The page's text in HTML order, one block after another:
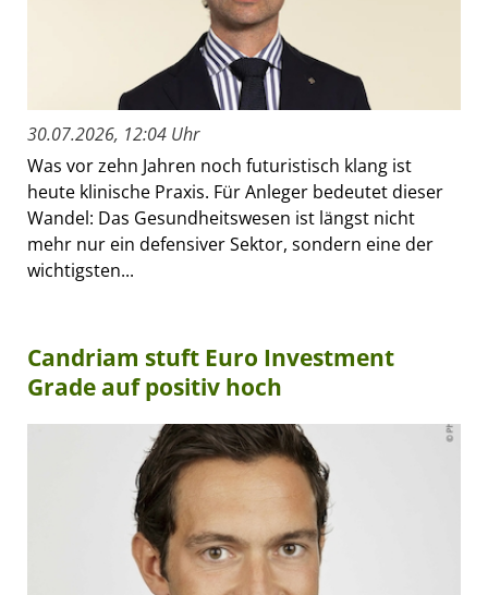
30.07.2026, 12:04 Uhr
Was vor zehn Jahren noch futuristisch klang ist
heute klinische Praxis. Für Anleger bedeutet dieser
Wandel: Das Gesundheitswesen ist längst nicht
mehr nur ein defensiver Sektor, sondern eine der
wichtigsten...
Candriam stuft Euro Investment
Grade auf positiv hoch